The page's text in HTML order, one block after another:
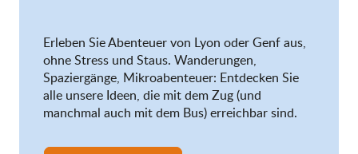
Erleben Sie Abenteuer von Lyon oder Genf aus,
ohne Stress und Staus. Wanderungen,
Spaziergänge, Mikroabenteuer: Entdecken Sie
alle unsere Ideen, die mit dem Zug (und
manchmal auch mit dem Bus) erreichbar sind.